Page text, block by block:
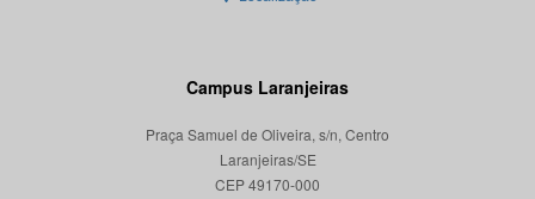
Campus Laranjeiras
Praça Samuel de Oliveira, s/n, Centro
Laranjeiras/SE
CEP 49170-000